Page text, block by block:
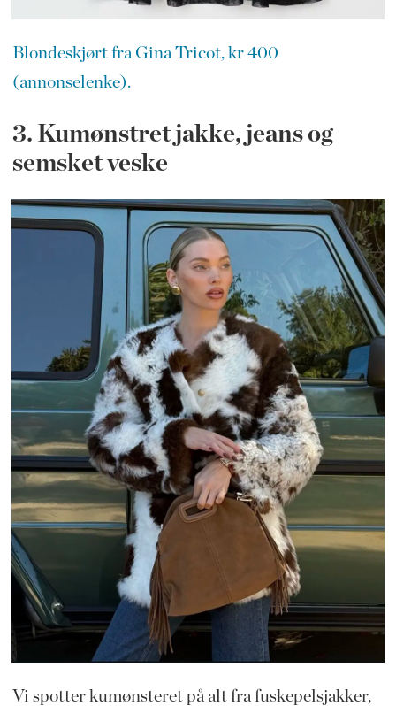
Blondeskjørt fra Gina Tricot, kr 400
(annonselenke).
3. Kumønstret jakke, jeans og
semsket veske
Vi spotter kumønsteret på alt fra fuskepelsjakker,